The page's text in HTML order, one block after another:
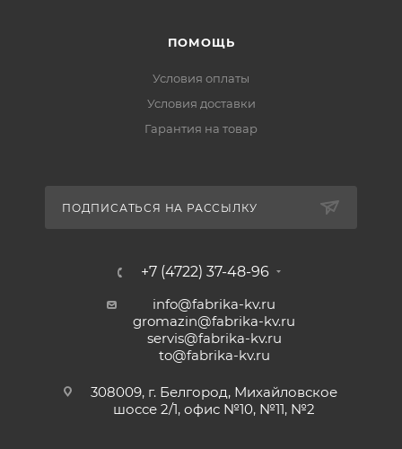
ПОМОЩЬ
Условия оплаты
Условия доставки
Гарантия на товар
ПОДПИСАТЬСЯ НА РАССЫЛКУ
+7 (4722) 37-48-96
info@fabrika-kv.ru
gromazin@fabrika-kv.ru
servis@fabrika-kv.ru
to@fabrika-kv.ru
308009, г. Белгород, Михайловское
шоссе 2/1, офис №10, №11, №2